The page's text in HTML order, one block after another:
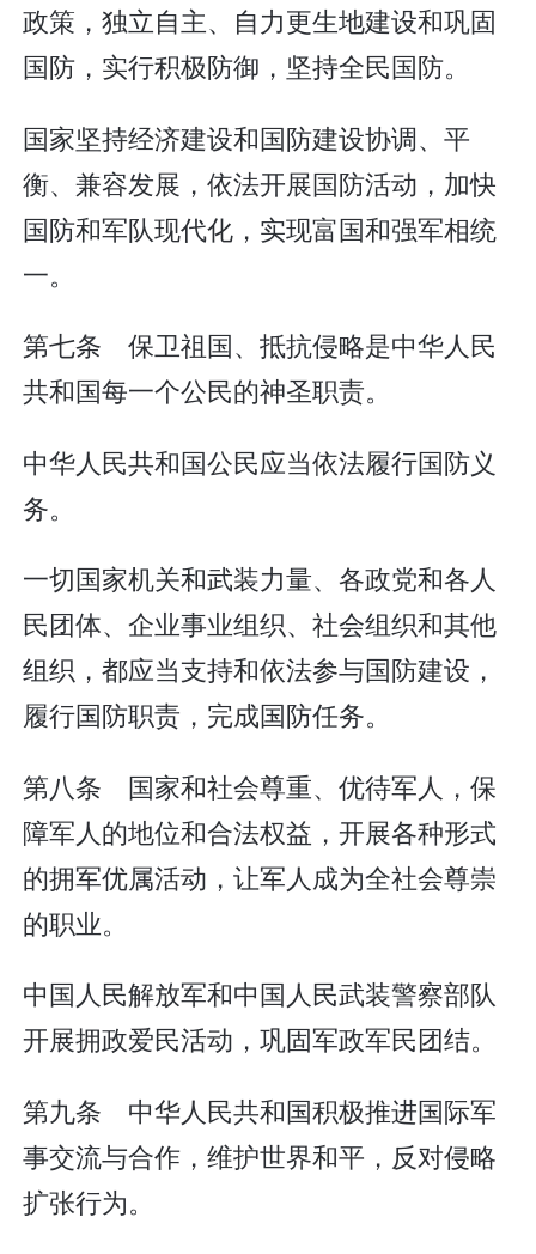
政策，独立自主、自力更生地建设和巩固
国防，实行积极防御，坚持全民国防。
国家坚持经济建设和国防建设协调、平
衡、兼容发展，依法开展国防活动，加快
国防和军队现代化，实现富国和强军相统
一。
第七条 保卫祖国、抵抗侵略是中华人民
共和国每一个公民的神圣职责。
中华人民共和国公民应当依法履行国防义
务。
一切国家机关和武装力量、各政党和各人
民团体、企业事业组织、社会组织和其他
组织，都应当支持和依法参与国防建设，
履行国防职责，完成国防任务。
第八条 国家和社会尊重、优待军人，保
障军人的地位和合法权益，开展各种形式
的拥军优属活动，让军人成为全社会尊崇
的职业。
中国人民解放军和中国人民武装警察部队
开展拥政爱民活动，巩固军政军民团结。
第九条 中华人民共和国积极推进国际军
事交流与合作，维护世界和平，反对侵略
扩张行为。